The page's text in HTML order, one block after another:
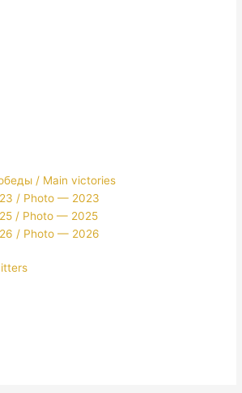
/ Main victories
/ Photo — 2023
/ Photo — 2025
/ Photo — 2026